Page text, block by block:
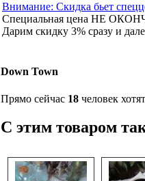
Внимание: Скидка бьет
Специальная цена НЕ
Дарим скидку 3% сразу и
Down Town
Прямо сейчас 18 человек
С этим товаром